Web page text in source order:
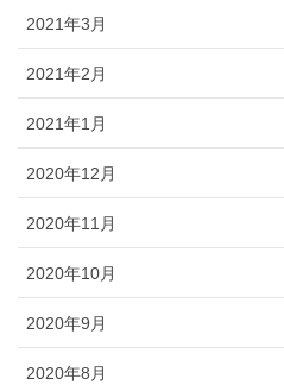
2021年3月
2021年2月
2021年1月
2020年12月
2020年11月
2020年10月
2020年9月
2020年8月